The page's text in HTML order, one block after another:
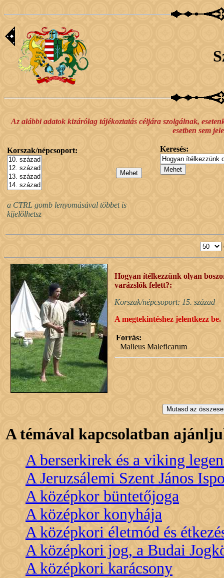
Az alábbi adatok kizárólag tájékoztatás céljára szolgálnak,
esetben sem
Korszak/népcsoport:
a CTRL gomb lenyomásával többet is
kijelölhetsz
Keresés:
Hogyan ítélkezzünk olyan
varázslók felett?:
Korszak/népcsoport: 15. század
A megtekintéshez jelentkezz be.
Forrás:
Malleus Maleficarum
A témával kapcsolatban
A berserkirek és a viking
A Jeruzsálemi Szent János
A középkor büntetőjoga
A középkor konyhája
A középkori életmód és
A középkori jog, a Budai
A középkori karácsony